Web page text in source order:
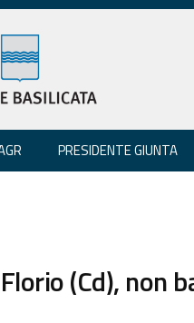
PRESIDENTE GIUNTA
(Cd), non